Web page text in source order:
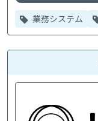
業務システム